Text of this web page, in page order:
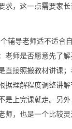
求，这一点需要家
辅导老师适不适合
老师是否愿意先了
直接照搬教材讲课
据理解程度调整讲
是上完课就走。另
师，也是一个比较灵